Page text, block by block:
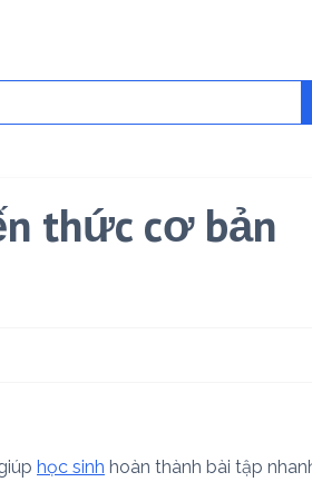
thức cơ bản
học sinh hoàn thành bài tập